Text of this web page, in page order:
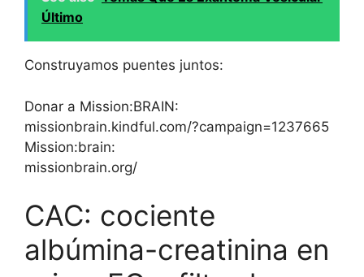
Último
Construyamos puentes juntos:
Donar a Mission:BRAIN:
missionbrain.kindful.com/?campaign=1237665
Mission:brain:
missionbrain.org/
CAC: cociente
albúmina-creatinina en